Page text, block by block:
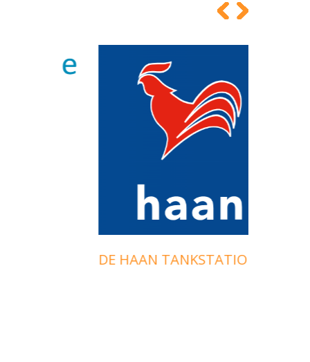
DE HAAN TANKSTATIONS